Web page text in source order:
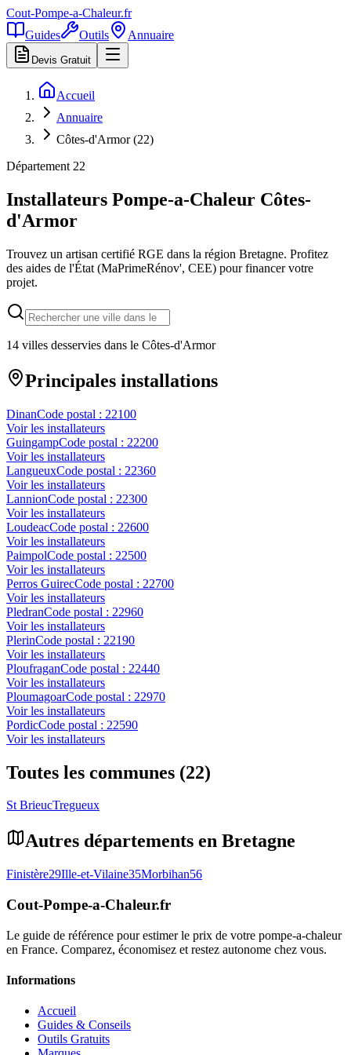
Cout-Pompe-a-Chaleur.fr
Guides
Outils Annuaire
Devis Gratuit
Accueil
Annuaire
Côtes-d'Armor (22)
Département 22
Installateurs Pompe-a-Chaleur Côtes-
d'Armor
Trouvez un artisan certifié RGE dans la région Bretagne. Profitez
des aides de l'État (MaPrimeRénov', CEE) pour financer votre
projet.
14 villes desservies dans le Côtes-d'Armor
Principales installations
DinanCode postal : 22100
Voir les installateurs
GuingampCode postal : 22200
Voir les installateurs
LangueuxCode postal : 22360
Voir les installateurs
LannionCode postal : 22300
Voir les installateurs
LoudeacCode postal : 22600
Voir les installateurs
PaimpolCode postal : 22500
Voir les installateurs
Perros GuirecCode postal : 22700
Voir les installateurs
PledranCode postal : 22960
Voir les installateurs
PlerinCode postal : 22190
Voir les installateurs
PloufraganCode postal : 22440
Voir les installateurs
PloumagoarCode postal : 22970
Voir les installateurs
PordicCode postal : 22590
Voir les installateurs
Toutes les communes (22)
St BrieucTregueux
Autres départements en Bretagne
Finistère29Ille-et-Vilaine35Morbihan56
Cout-Pompe-a-Chaleur.fr
Le guide de référence pour estimer le prix de votre pompe-a-chaleur
en France. Comparez, économisez et restez autonome chez vous.
Informations
Accueil
Guides & Conseils
Outils Gratuits